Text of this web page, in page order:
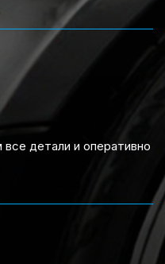
детали и оперативно